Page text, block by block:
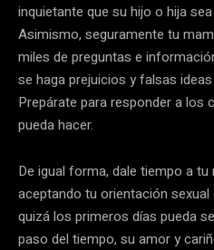
inquietante que su hijo o hija
Asimismo, seguramente tu
miles de preguntas e
se haga prejuicios y falsas
Prepárate para responder a los
pueda hacer.
De igual forma, dale tiempo a tu
aceptando tu orientación sexual
quizá los primeros días pueda
paso del tiempo, su amor y